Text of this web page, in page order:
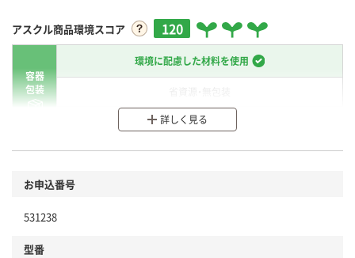
アスクル商品環境スコア 120
容器
包装
環境に配慮した材料を使用
分別・リサイクルしやすい設計
商品
本体
詳しく見る
お申込番号
531238
型番